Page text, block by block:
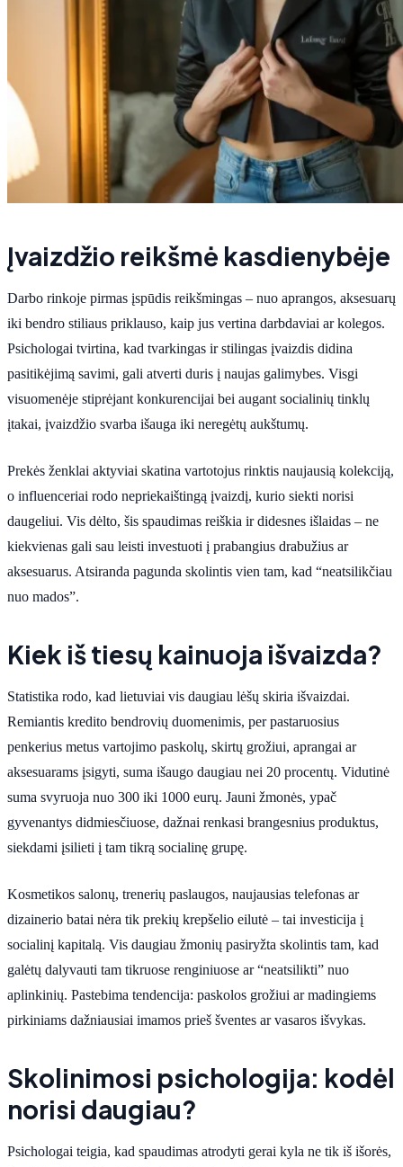
Įvaizdžio reikšmė kasdienybėje
Darbo rinkoje pirmas įspūdis reikšmingas – nuo aprangos, aksesuarų
iki bendro stiliaus priklauso, kaip jus vertina darbdaviai ar kolegos.
Psichologai tvirtina, kad tvarkingas ir stilingas įvaizdis didina
pasitikėjimą savimi, gali atverti duris į naujas galimybes. Visgi
visuomenėje stiprėjant konkurencijai bei augant socialinių tinklų
įtakai, įvaizdžio svarba išauga iki neregėtų aukštumų.
Prekės ženklai aktyviai skatina vartotojus rinktis naujausią kolekciją,
o influenceriai rodo nepriekaištingą įvaizdį, kurio siekti norisi
daugeliui. Vis dėlto, šis spaudimas reiškia ir didesnes išlaidas – ne
kiekvienas gali sau leisti investuoti į prabangius drabužius ar
aksesuarus. Atsiranda pagunda skolintis vien tam, kad “neatsilikčiau
nuo mados”.
Kiek iš tiesų kainuoja išvaizda?
Statistika rodo, kad lietuviai vis daugiau lėšų skiria išvaizdai.
Remiantis kredito bendrovių duomenimis, per pastaruosius
penkerius metus vartojimo paskolų, skirtų grožiui, aprangai ar
aksesuarams įsigyti, suma išaugo daugiau nei 20 procentų. Vidutinė
suma svyruoja nuo 300 iki 1000 eurų. Jauni žmonės, ypač
gyvenantys didmiesčiuose, dažnai renkasi brangesnius produktus,
siekdami įsilieti į tam tikrą socialinę grupę.
Kosmetikos salonų, trenerių paslaugos, naujausias telefonas ar
dizainerio batai nėra tik prekių krepšelio eilutė – tai investicija į
socialinį kapitalą. Vis daugiau žmonių pasiryžta skolintis tam, kad
galėtų dalyvauti tam tikruose renginiuose ar “neatsilikti” nuo
aplinkinių. Pastebima tendencija: paskolos grožiui ar madingiems
pirkiniams dažniausiai imamos prieš šventes ar vasaros išvykas.
Skolinimosi psichologija: kodėl
norisi daugiau?
Psichologai teigia, kad spaudimas atrodyti gerai kyla ne tik iš išorės,